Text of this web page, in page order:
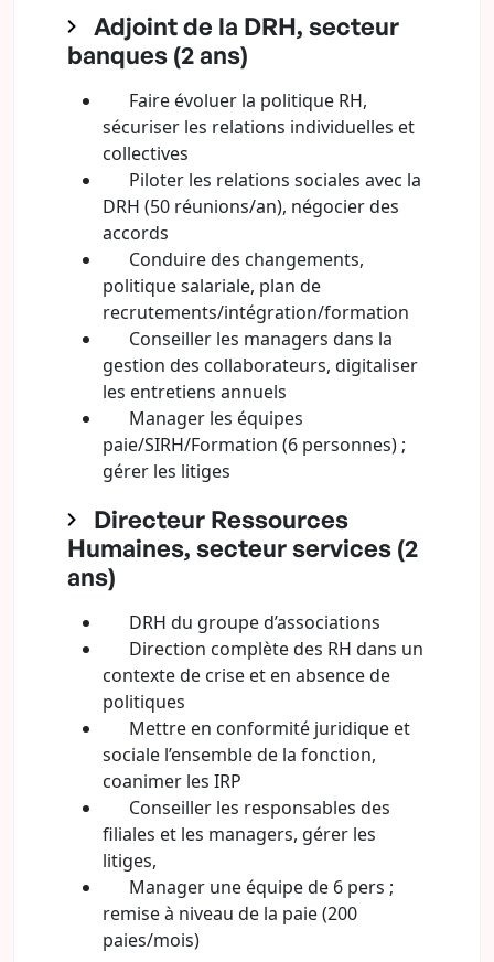
Adjoint de la DRH, secteur
banques (2 ans)
Faire évoluer la politique RH,
sécuriser les relations individuelles et
collectives
Piloter les relations sociales avec la
DRH (50 réunions/an), négocier des
accords
Conduire des changements,
politique salariale, plan de
recrutements/intégration/formation
Conseiller les managers dans la
gestion des collaborateurs, digitaliser
les entretiens annuels
Manager les équipes
paie/SIRH/Formation (6 personnes) ;
gérer les litiges
Directeur Ressources
Humaines, secteur services (2
ans)
DRH du groupe d’associations
Direction complète des RH dans un
contexte de crise et en absence de
politiques
Mettre en conformité juridique et
sociale l’ensemble de la fonction,
coanimer les IRP
Conseiller les responsables des
filiales et les managers, gérer les
litiges,
Manager une équipe de 6 pers ;
remise à niveau de la paie (200
paies/mois)